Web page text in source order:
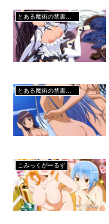
とある魔術の禁書目録
とある魔術の禁書目録
こみっくがーるず